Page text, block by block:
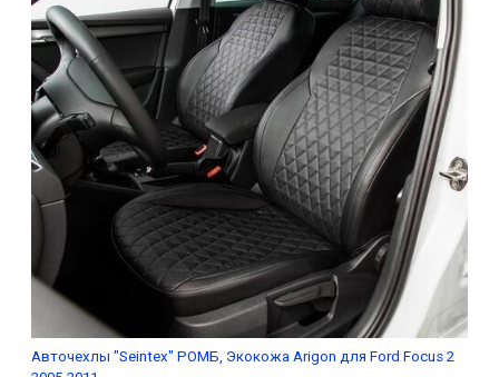
Авточехлы "Seintex" РОМБ, Экокожа Arigon для Ford Focus 2